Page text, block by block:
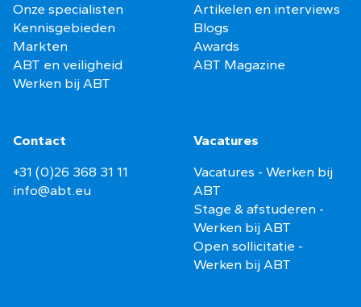
Onze specialisten
Kennisgebieden
Markten
ABT en veiligheid
Werken bij ABT
Artikelen en interviews
Blogs
Awards
ABT Magazine
Contact
+31 (0)26 368 31 11
info@abt.eu
Vacatures
Vacatures - Werken bij
ABT
Stage & afstuderen -
Werken bij ABT
Open sollicitatie -
Werken bij ABT